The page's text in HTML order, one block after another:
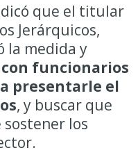
que el titular
Jerárquicos,
la medida y
funcionarios
presentarle el
, y buscar que
los